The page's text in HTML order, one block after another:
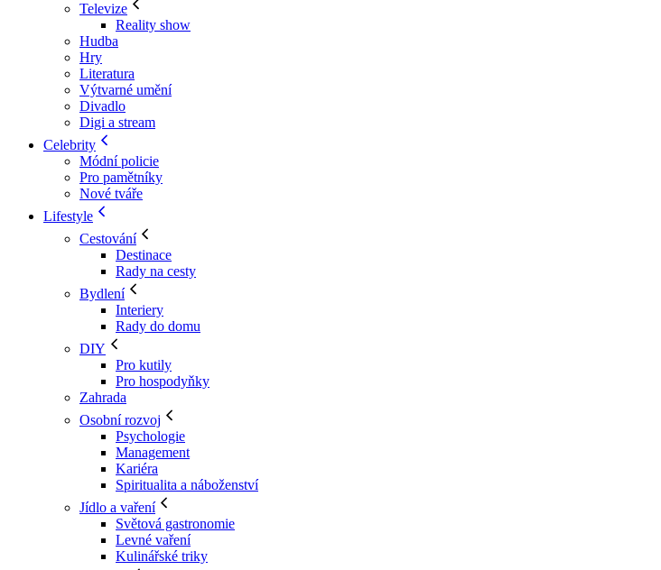
Televize
Reality show
Hudba
Hry
Literatura
Výtvarné umění
Divadlo
Digi a stream
Celebrity
Módní policie
Pro pamětníky
Nové tváře
Lifestyle
Cestování
Destinace
Rady na cesty
Bydlení
Interiery
Rady do domu
DIY
Pro kutily
Pro hospodyňky
Zahrada
Osobní rozvoj
Psychologie
Management
Kariéra
Spiritualita a náboženství
Jídlo a vaření
Světová gastronomie
Levné vaření
Kulinářské triky